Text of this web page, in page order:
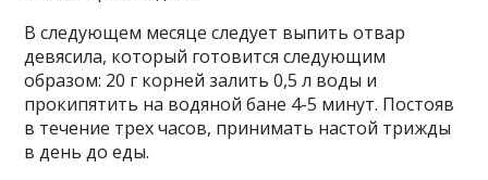
В следующем месяце следует выпить отвар
девясила, который готовится следующим
образом: 20 г корней залить 0,5 л воды и
прокипятить на водяной бане 4-5 минут. Постояв
в течение трех часов, принимать настой трижды
в день до еды.